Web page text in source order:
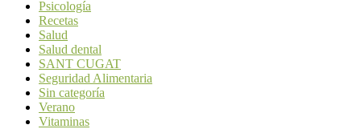
Psicología
Recetas
Salud
Salud dental
SANT CUGAT
Seguridad Alimentaria
Sin categoría
Verano
Vitaminas